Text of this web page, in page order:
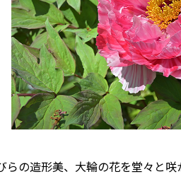
らの造形美、大輪の花を堂々と